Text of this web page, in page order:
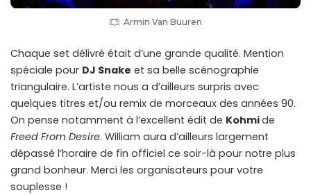
Armin Van Buuren
Chaque set délivré était d’une grande qualité. Mention
spéciale pour DJ Snake et sa belle scénographie
triangulaire. L’artiste nous a d’ailleurs surpris avec
quelques titres et/ou remix de morceaux des années 90.
On pense notamment à l’excellent édit de Kohmide
Freed From Desire. William aura d’ailleurs largement
dépassé l’horaire de fin officiel ce soir-là pour notre plus
grand bonheur. Merci les organisateurs pour votre
souplesse !